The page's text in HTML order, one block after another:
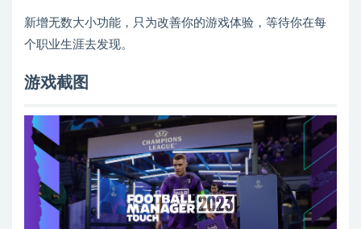
新增无数大小功能，只为改善你的游戏体验，等待你在每
个职业生涯去发现。
游戏截图